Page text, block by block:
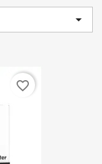

favorite_border